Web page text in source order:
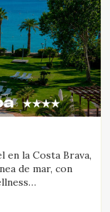
en la Costa Brava,
de mar, con